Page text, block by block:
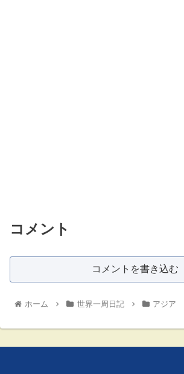
コメント
コメントを書き込む
ホーム 世界一周日記 アジア